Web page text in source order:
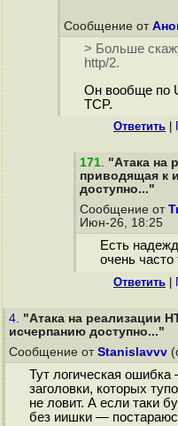
Сообщение от
> Больше
http/2.
Он вообще по
TCP.
Ответить
171. "Атака на
приводящая к
доступно..."
Сообщение от
Июн-26, 18:25
Есть
очень часто
Ответить
4. "Атака на реализации
исчерпанию доступно..."
Сообщение от Stanislavvv
Тут логическая
заголовки, которых
не ловит. А если таки
без иишки —